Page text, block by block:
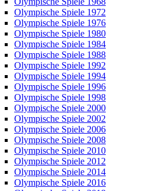
Olympische Spiele 1972
Olympische Spiele 1976
Olympische Spiele 1980
Olympische Spiele 1984
Olympische Spiele 1988
Olympische Spiele 1992
Olympische Spiele 1994
Olympische Spiele 1996
Olympische Spiele 1998
Olympische Spiele 2000
Olympische Spiele 2002
Olympische Spiele 2006
Olympische Spiele 2008
Olympische Spiele 2010
Olympische Spiele 2012
Olympische Spiele 2014
Olympische Spiele 2016